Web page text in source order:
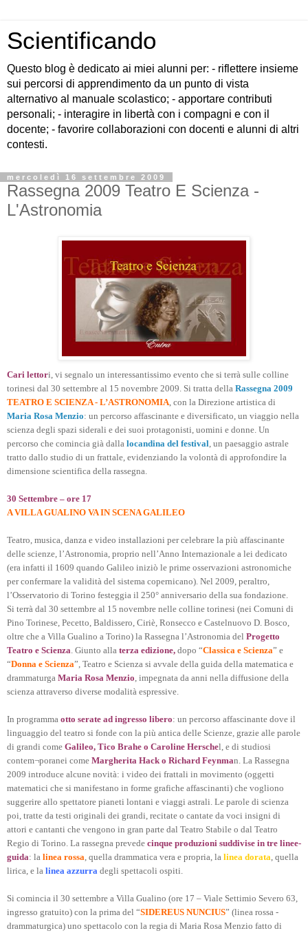
Scientificando
Questo blog è dedicato ai miei alunni per: - riflettere insieme
sui percorsi di apprendimento da un punto di vista
alternativo al manuale scolastico; - apportare contributi
personali; - interagire in libertà con i compagni e con il
docente; - favorire collaborazioni con docenti e alunni di altri
contesti.
mercoledì 16 settembre 2009
Rassegna 2009 Teatro E Scienza -
L'Astronomia
Cari lettori, vi segnalo un interessantissimo evento che si terrà sulle colline
torinesi dal 30 settembre al 15 novembre 2009. Si tratta della Rassegna 2009
TEATRO E SCIENZA - L’ASTRONOMIA , con la Direzione artistica di
Maria Rosa Menzio: un percorso affascinante e diversificato, un viaggio nella
scienza degli spazi siderali e dei suoi protagonisti, uomini e donne. Un
percorso che comincia già dalla locandina del festival , un paesaggio astrale
tratto dallo studio di un frattale, evidenziando la volontà di approfondire la
dimensione scientifica della rassegna.
30 Settembre – ore 17
A VILLA GUALINO VA IN SCENA GALILEO
Teatro, musica, danza e video installazioni per celebrare la più affascinante
delle scienze, l’Astronomia, proprio nell’Anno Internazionale a lei dedicato
(era infatti il 1609 quando Galileo iniziò le prime osservazioni astronomiche
per confermare la validità del sistema copernicano). Nel 2009, peraltro,
l’Osservatorio di Torino festeggia il 250° anniversario della sua fondazione.
Si terrà dal 30 settembre al 15 novembre nelle colline torinesi (nei Comuni di
Pino Torinese, Pecetto, Baldissero, Ciriè, Ronsecco e Castelnuovo D. Bosco,
oltre che a Villa Gualino a Torino) la Rassegna l’Astronomia del Progetto
Teatro e Scienza . Giunto alla terza edizione, dopo “Classica e Scienza” e
“Donna e Scienza”, Teatro e Scienza si avvale della guida della matematica e
drammaturga Maria Rosa Menzio , impegnata da anni nella diffusione della
scienza attraverso diverse modalità espressive.
In programma otto serate ad ingresso libero: un percorso affascinante dove il
linguaggio del teatro si fonde con la più antica delle Scienze, grazie alle parole
di grandi come Galileo, Tico Brahe o Caroline Herschel, e di studiosi
contem¬poranei come Margherita Hack o Richard Feynman. La Rassegna
2009 introduce alcune novità: i video dei frattali in movimento (oggetti
matematici che si manifestano in forme grafiche affascinanti) che vogliono
suggerire allo spettatore pianeti lontani e viaggi astrali. Le parole di scienza
poi, tratte da testi originali dei grandi, recitate o cantate da voci insigni di
attori e cantanti che vengono in gran parte dal Teatro Stabile o dal Teatro
Regio di Torino. La rassegna prevede cinque produzioni suddivise in tre linee-
guida: la linea rossa , quella drammatica vera e propria, la linea dorata , quella
lirica, e la linea azzurra degli spettacoli ospiti.
Si comincia il 30 settembre a Villa Gualino (ore 17 – Viale Settimio Severo 63,
ingresso gratuito) con la prima del “SIDEREUS NUNCIUS” (linea rossa -
drammaturgica) uno spettacolo con la regia di Maria Rosa Menzio fatto di